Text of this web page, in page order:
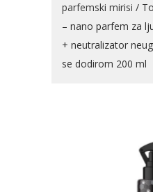
parfemski mirisi /
– nano parfem za
+ neutralizator
se dodirom 200 ml